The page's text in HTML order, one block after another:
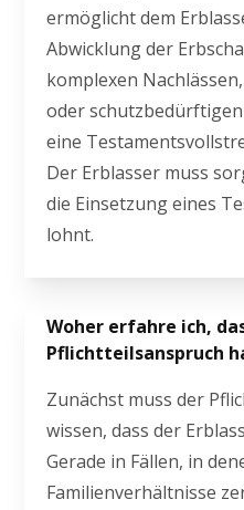
ermöglicht dem
Abwicklung der
komplexen
oder
eine
Der Erblasser muss
die Einsetzung eines
lohnt.
Woher erfahre ich,
Pflichtteilsanspruch
Zunächst muss der
wissen, dass der
Gerade in Fällen, in
Familienverhältnisse